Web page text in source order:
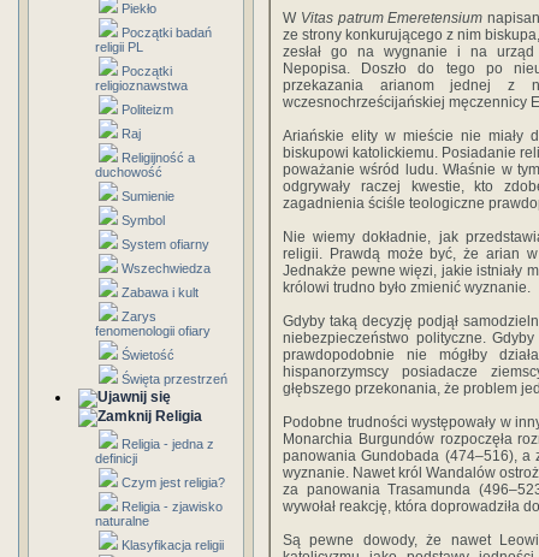
Piekło
Początki badań
religii PL
Początki
religioznawstwa
Politeizm
Raj
Religijność a
duchowość
Sumienie
Symbol
System ofiarny
Wszechwiedza
Zabawa i kult
Zarys
fenomenologii ofiary
Świetość
Święta przestrzeń
Religia
Religia - jedna z
definicji
Czym jest religia?
Religia - zjawisko
naturalne
Klasyfikacja religii
W Vitas patrum Emeretensium
ze strony konkurującego z nim
zesłał go na wygnanie i na urząd
Nepopisa. Doszło do tego po
przekazania arianom jednej z
wczesnochrześcijańskiej męczennicy
Ariańskie elity w mieście nie miały
biskupowi katolickiemu. Posiadanie
poważanie wśród ludu. Właśnie w
odgrywały raczej kwestie, kto
zagadnienia ściśle teologiczne
Nie wiemy dokładnie, jak
religii. Prawdą może być, że arian
Jednakże pewne więzi, jakie istniały
królowi trudno było zmienić wyznanie.
Gdyby taką decyzję podjął
niebezpieczeństwo polityczne.
prawdopodobnie nie mógłby
hispanorzymscy posiadacze
głębszego przekonania, że problem
Podobne trudności występowały w
Monarchia Burgundów rozpoczęła
panowania Gundobada (474–516), a
wyznanie. Nawet król Wandalów
za panowania Trasamunda
wywołał reakcję, która doprowadziła
Są pewne dowody, że nawet